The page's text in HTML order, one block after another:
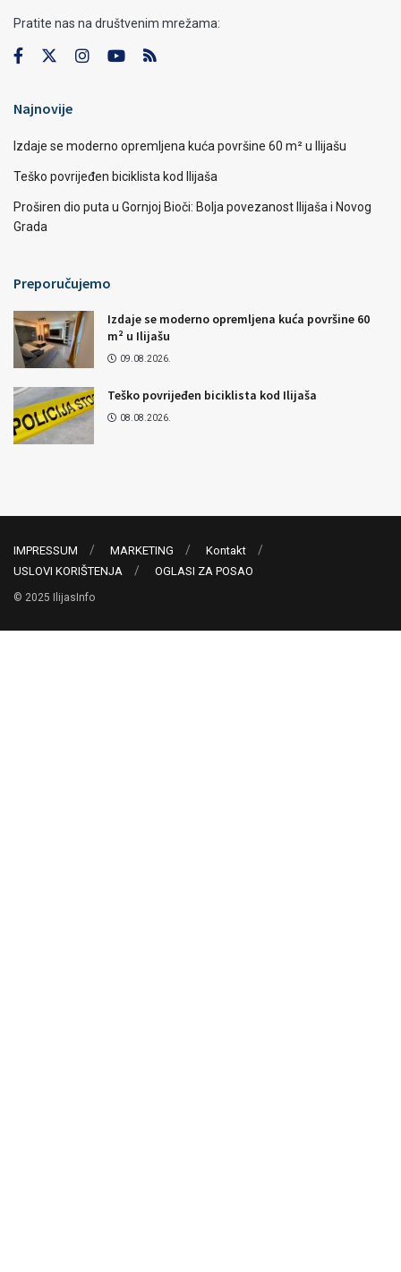
Pratite nas na društvenim mrežama:
Najnovije
Izdaje se moderno opremljena kuća površine 60 m² u Ilijašu
Teško povrijeđen biciklista kod Ilijaša
Proširen dio puta u Gornjoj Bioči: Bolja povezanost Ilijaša i Novog
Grada
Preporučujemo
Izdaje se moderno opremljena kuća površine 60
m² u Ilijašu
09.08.2026.
Teško povrijeđen biciklista kod Ilijaša
08.08.2026.
IMPRESSUM MARKETING
Kontakt
USLOVI KORIŠTENJA
OGLASI ZA POSAO
© 2025 IlijasInfo